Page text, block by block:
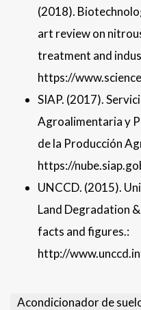
(2018).
art review on
treatment and
https://
SIAP. (2017).
Agroalimentaria y
de la Producción
https://
UNCCD. (2015).
Land Degradation
facts and figures.:
http://
Acondicionador de